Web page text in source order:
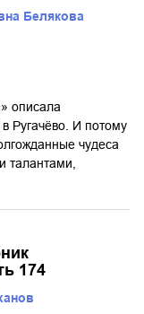
Белякова
описала
Ругачёво. И потому
чудеса
талантами,
174